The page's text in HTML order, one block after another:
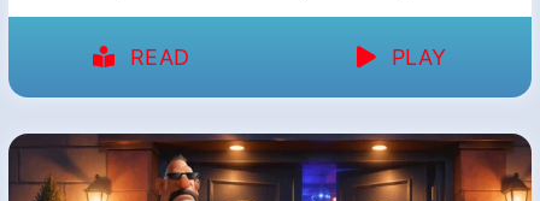
READ PLAY